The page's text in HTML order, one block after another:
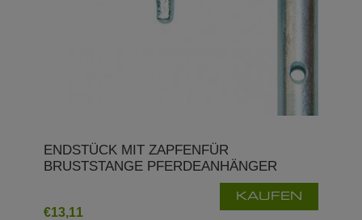
ENDSTÜCK MIT ZAPFENFÜR
BRUSTSTANGE PFERDEANHÄNGER
€13,11
KAUFEN